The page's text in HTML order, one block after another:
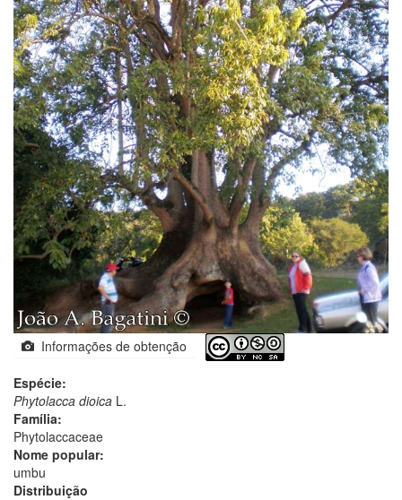
Informações de obtenção
Espécie:
Phytolacca dioica L.
Família:
Phytolaccaceae
Nome popular:
umbu
Distribuição